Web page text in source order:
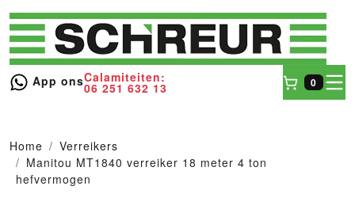
App onsCalamiteiten:
06 251 632 13 0
Home
Verreikers
Manitou MT1840 verreiker 18 meter 4 ton
hefvermogen